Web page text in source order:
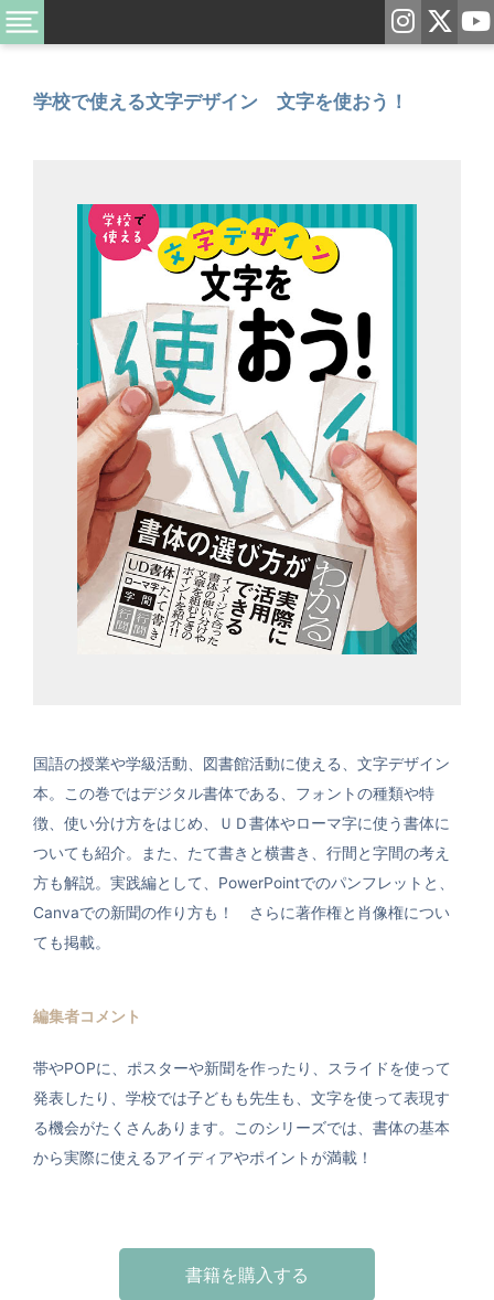
学校で使える文字デザイン 文字を使おう！
国語の授業や学級活動、図書館活動に使える、文字デザイン
本。この巻ではデジタル書体である、フォントの種類や特
徴、使い分け方をはじめ、ＵＤ書体やローマ字に使う書体に
ついても紹介。また、たて書きと横書き、行間と字間の考え
方も解説。実践編として、PowerPointでのパンフレットと、
Canvaでの新聞の作り方も！ さらに著作権と肖像権につい
ても掲載。
編集者コメント
帯やPOPに、ポスターや新聞を作ったり、スライドを使って
発表したり、学校では子どもも先生も、文字を使って表現す
る機会がたくさんあります。このシリーズでは、書体の基本
から実際に使えるアイディアやポイントが満載！
書籍を購入する